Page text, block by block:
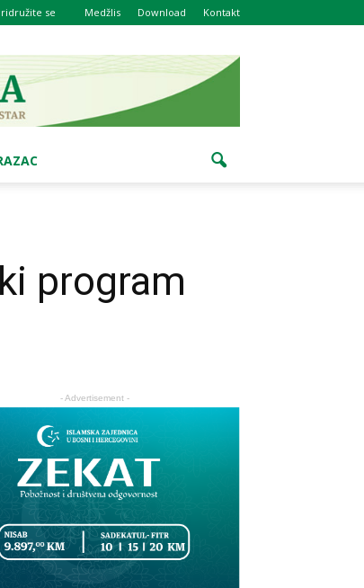
se Medžlis Download Kontakt
program
- Advertisement -